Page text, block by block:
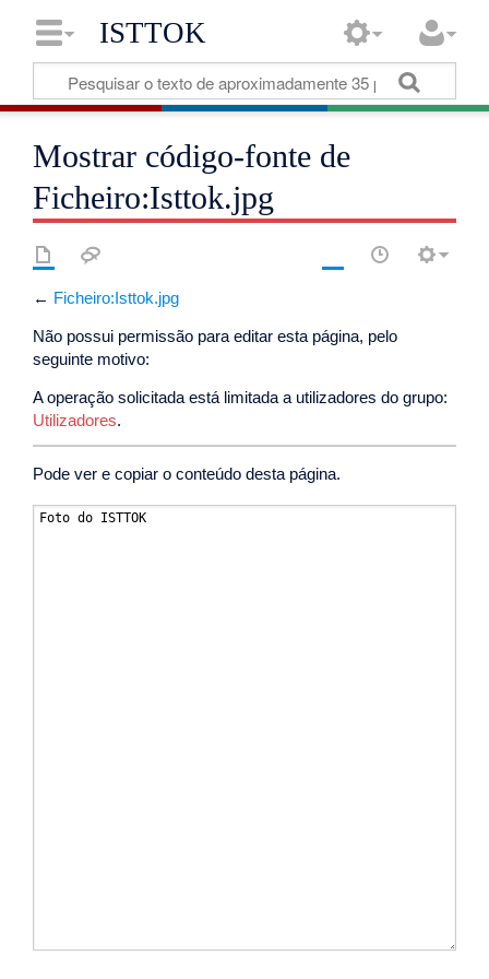
ISTTOK
Mostrar código-fonte de
Ficheiro:Isttok.jpg
← Ficheiro:Isttok.jpg
Não possui permissão para editar esta página, pelo
seguinte motivo:
A operação solicitada está limitada a utilizadores do grupo:
Utilizadores.
Pode ver e copiar o conteúdo desta página.